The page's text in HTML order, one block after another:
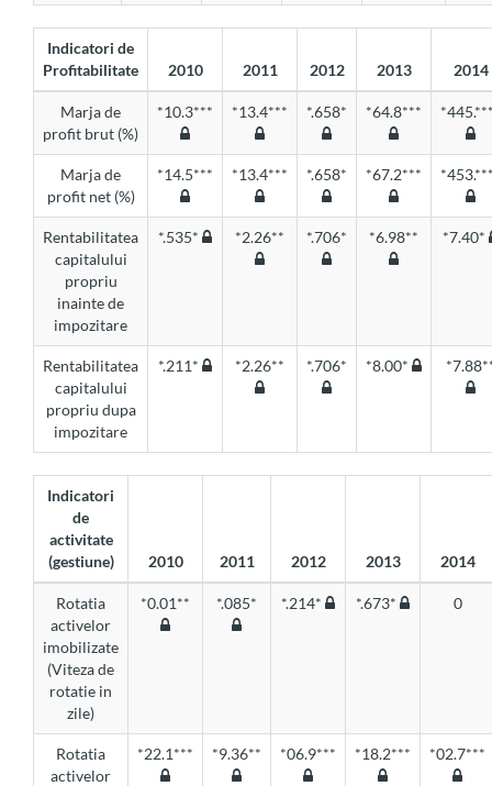
Indicatori de
Profitabilitate
2010 2011 2012 2013 2014
Marja de
profit brut (%)
*10.3*** *13.4*** *.658* *64.8***
Marja de
profit net (%)
*14.5*** *13.4*** *.658* *67.2***
Rentabilitatea
capitalului
propriu
inainte de
impozitare
*.535* *2.26** *.706* *6.98** *7.40*
Rentabilitatea
capitalului
propriu dupa
impozitare
*.211* *2.26** *.706* *8.00*
Indicatori
de
activitate
(gestiune)
2010 2011 2012 2013 2014
Rotatia
activelor
imobilizate
(Viteza de
rotatie in
zile)
*0.01** *.085* *.214* *.673* 0
Rotatia
activelor
*22.1*** *9.36** *06.9*** *18.2*** *02.7***